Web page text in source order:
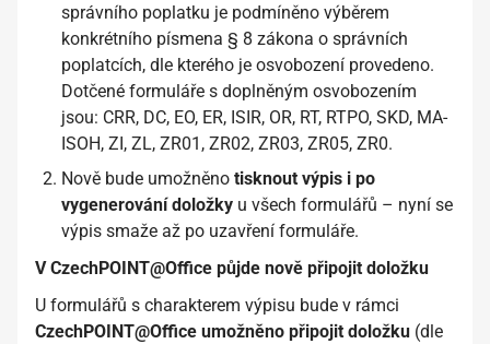
správního poplatku je podmíněno výběrem
konkrétního písmena § 8 zákona o správních
poplatcích, dle kterého je osvobození provedeno.
Dotčené formuláře s doplněným osvobozením
jsou: CRR, DC, EO, ER, ISIR, OR, RT, RTPO, SKD, MA-
ISOH, ZI, ZL, ZR01, ZR02, ZR03, ZR05, ZR0.
Nově bude umožněno tisknout výpis i po
vygenerování doložky u všech formulářů – nyní se
výpis smaže až po uzavření formuláře.
V CzechPOINT@Office půjde nově připojit doložku
U formulářů s charakterem výpisu bude v rámci
CzechPOINT@Office umožněno připojit doložku (dle